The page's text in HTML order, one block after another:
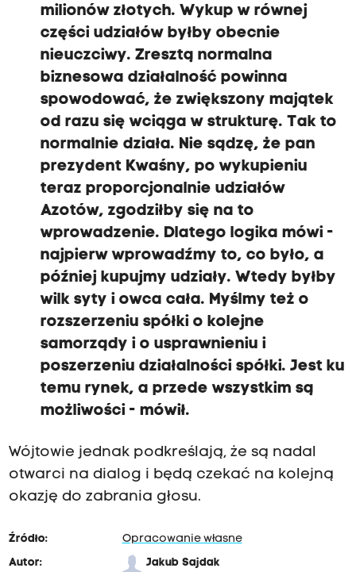
milionów złotych. Wykup w równej
części udziałów byłby obecnie
nieuczciwy. Zresztą normalna
biznesowa działalność powinna
spowodować, że zwiększony majątek
od razu się wciąga w strukturę. Tak to
normalnie działa. Nie sądzę, że pan
prezydent Kwaśny, po wykupieniu
teraz proporcjonalnie udziałów
Azotów, zgodziłby się na to
wprowadzenie. Dlatego logika mówi -
najpierw wprowadźmy to, co było, a
później kupujmy udziały. Wtedy byłby
wilk syty i owca cała. Myślmy też o
rozszerzeniu spółki o kolejne
samorządy i o usprawnieniu i
poszerzeniu działalności spółki. Jest ku
temu rynek, a przede wszystkim są
możliwości - mówił.
Wójtowie jednak podkreślają, że są nadal
otwarci na dialog i będą czekać na kolejną
okazję do zabrania głosu.
Źródło:
Opracowanie własne
Autor:
Jakub Sajdak